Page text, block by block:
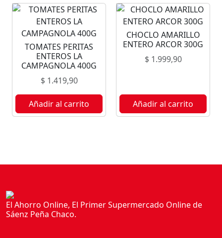
TOMATES PERITAS
ENTEROS LA
CAMPAGNOLA 400G
$1.419,90
Añadir al carrito
CHOCLO AMARILLO
ENTERO ARCOR 300G
$1.999,90
Añadir al carrito
El Ahorro Online, El Primer Supermercado Online de
Sáenz Peña Chaco.